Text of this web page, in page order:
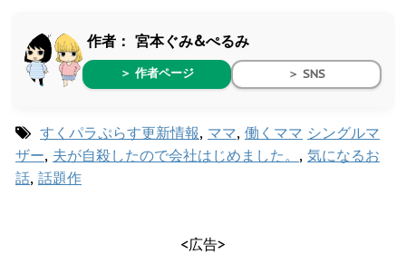
作者： 宮本ぐみ&ぺるみ
＞ 作者ページ ＞ SNS
すくパラぷらす更新情報, ママ, 働くママ シングルマ
ザー, 夫が自殺したので会社はじめました。 , 気になるお
話, 話題作
<広告>